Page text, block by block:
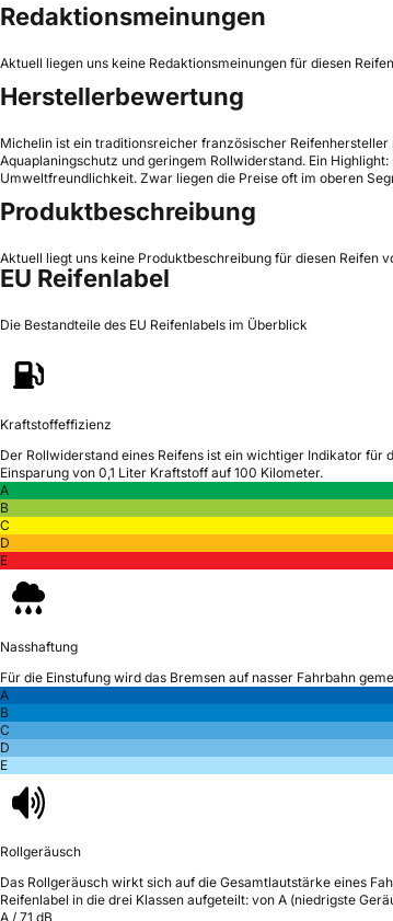
Redaktionsmeinungen
Aktuell liegen uns keine Redaktionsmeinungen für diesen
Herstellerbewertung
Michelin ist ein traditionsreicher französischer
Aquaplaningschutz und geringem Rollwiderstand. Ein
Umweltfreundlichkeit. Zwar liegen die Preise oft im oberen
Produktbeschreibung
Aktuell liegt uns keine Produktbeschreibung für diesen Reifen
EU Reifenlabel
Die Bestandteile des EU Reifenlabels im Überblick
Kraftstoffeffizienz
Der Rollwiderstand eines Reifens ist ein wichtiger Indikator für
Einsparung von 0,1 Liter Kraftstoff auf 100 Kilometer.
A
B
C
D
E
Nasshaftung
Für die Einstufung wird das Bremsen auf nasser Fahrbahn
A
B
C
D
E
Rollgeräusch
Das Rollgeräusch wirkt sich auf die Gesamtlautstärke eines
Reifenlabel in die drei Klassen aufgeteilt: von A (niedrigste
A / 71 dB